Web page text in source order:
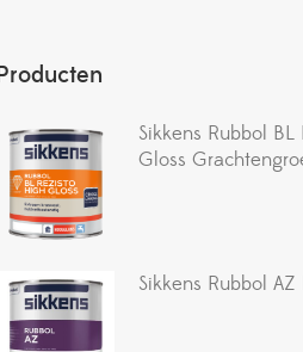
Sikkens Rubbol BL
Gloss
Sikkens Rubbol AZ